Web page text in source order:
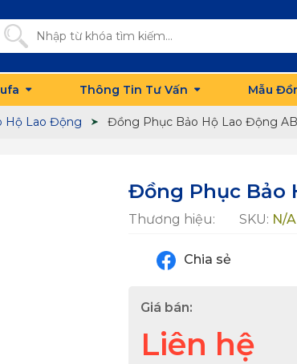
Thông Tin Tư Vấn Mẫu
Hộ Lao Động Đồng Phục Bảo Hộ Lao Động
Đồng Phục Bảo
Thương hiệu: SKU: N/A
Chia sẻ
Giá bán:
Liên hệ